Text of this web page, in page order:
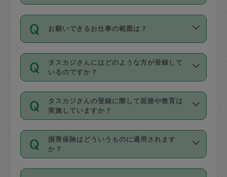
リカ、au WALLETなど）は支払にはご利
銀行振込や現金払いも対応していませ
なお、タスカジさんの交通費も、依頼料
金のご請求と合わせてお支払いとなりま
動計算で表示されます。
りに、一定数を超えたキャンセルは有償
（例：毎週定期の場合は３回以上のキャ
ンセルが有償（1200円、隔週定期の場合
は２回以上のキャンセルが有償（1200
ます。交通費の金額は「依頼の詳細」に
時間帯は3種類あります。いずれも１回あ
たり３時間です。
・ＡＭ ９時～１２時
・ＰＭ １３時～１６時
・夜 １８時～２１時
開始時間を２時間前後変更することが可
能です。依頼送信後、個別にタスカジさ
んにメッセージを送り調整してくださ
い。ただし、２時間を越えての調整はで
お願いできるお仕事の範囲は？
掃除、整理収納、洗濯、買い物、料理、
作り置きです。タスカジさんによってで
きる仕事の範囲が異なりますので、依頼
する前にタスカジさんのプロフィールで
確認してください。
基本的に、高所での作業や危険作業、屋
外での作業は対象外です。
タスカジさんにはどのような方が登録して
いるのですか？
主婦として長年の家事経験をお持ちの
方、栄養士・調理師といった資格者で保
育園や学校の給食やレストランで料理関
係の専門職に従事されていた方、日本で
すでにハウスキーパーや英語の先生とし
てお仕事をしているフィリピン出身の
タスカジさんの登録に際して面接や教育は
実施していますか？
応募の際に、各自事務局との面接と説明
を行っています。その後、身分証明書の
写真提出をしていただいています。外国
損害保険はどういうものに適用されます
か？
依頼者とタスカジさんとの間でタスカジ